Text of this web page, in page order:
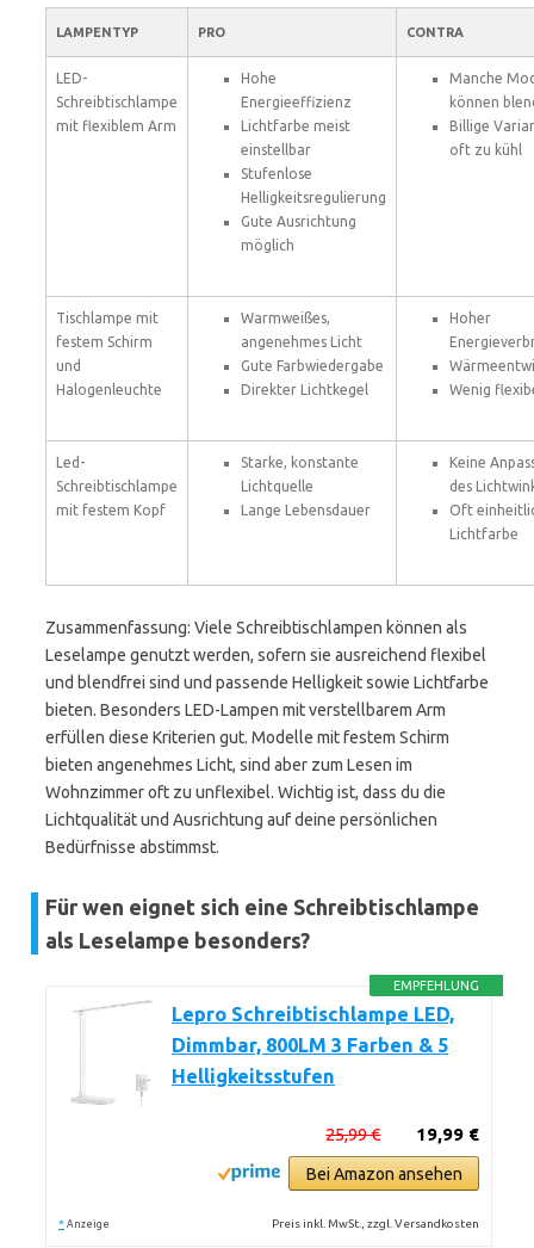
LAMPENTYP PRO CONTRA
LED-
Schreibtischlampe
mit flexiblem Arm
Hohe
Energieeffizienz
Lichtfarbe meist
einstellbar
Stufenlose
Helligkeitsregulierung
Gute Ausrichtung
möglich
Manche
können
Billige
oft zu kühl
Tischlampe mit
festem Schirm
und
Halogenleuchte
Warmweißes,
angenehmes Licht
Gute Farbwiedergabe
Direkter Lichtkegel
Hoher
Wenig
Led-
Schreibtischlampe
mit festem Kopf
Starke, konstante
Lichtquelle
Lange Lebensdauer
Keine
des
Oft
Lichtfarbe
Zusammenfassung: Viele Schreibtischlampen können als
Leselampe genutzt werden, sofern sie ausreichend flexibel
und blendfrei sind und passende Helligkeit sowie Lichtfarbe
bieten. Besonders LED-Lampen mit verstellbarem Arm
erfüllen diese Kriterien gut. Modelle mit festem Schirm
bieten angenehmes Licht, sind aber zum Lesen im
Wohnzimmer oft zu unflexibel. Wichtig ist, dass du die
Lichtqualität und Ausrichtung auf deine persönlichen
Bedürfnisse abstimmst.
Für wen eignet sich eine Schreibtischlampe
als Leselampe besonders?
EMPFEHLUNG
Lepro Schreibtischlampe LED,
Dimmbar, 800LM 3 Farben & 5
Helligkeitsstufen
19,99 €
25,99 €
Bei Amazon ansehen
* Anzeige Preis inkl. MwSt., zzgl. Versandkosten